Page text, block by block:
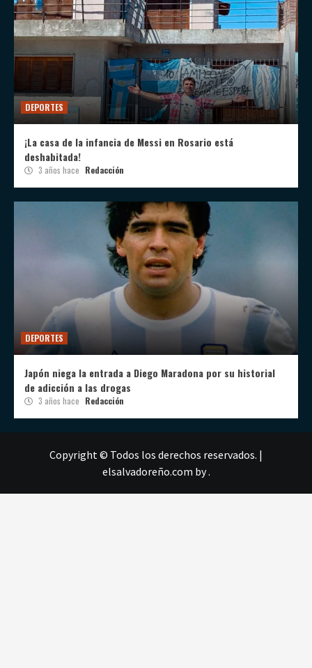
DEPORTES
¡La casa de la infancia de Messi en Rosario está
deshabitada!
3 años hace Redacción
DEPORTES
Japón niega la entrada a Diego Maradona por su historial
de adicción a las drogas
3 años hace Redacción
Copyright © Todos los derechos reservados. |
elsalvadoreño.com by .